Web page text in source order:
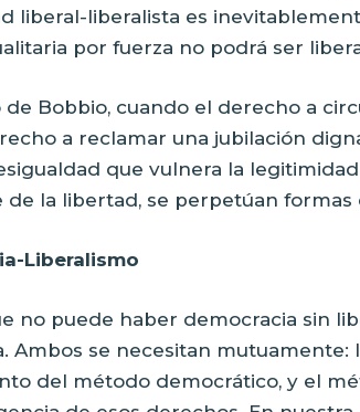
liberal-liberalista es
por fuerza no podrá ser
Bobbio, cuando el derecho a
a reclamar una jubilación
que vulnera la
de la libertad, se perpetúan formas
Liberalismo
no puede haber democracia sin
Ambos se necesitan mutuamente:
del método democrático, y el